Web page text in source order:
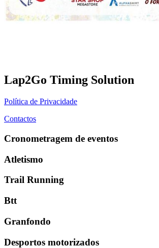
Lap2Go Timing Solution
Política de Privacidade
Contactos
Cronometragem de eventos
Atletismo
Trail Running
Btt
Granfondo
Desportos motorizados